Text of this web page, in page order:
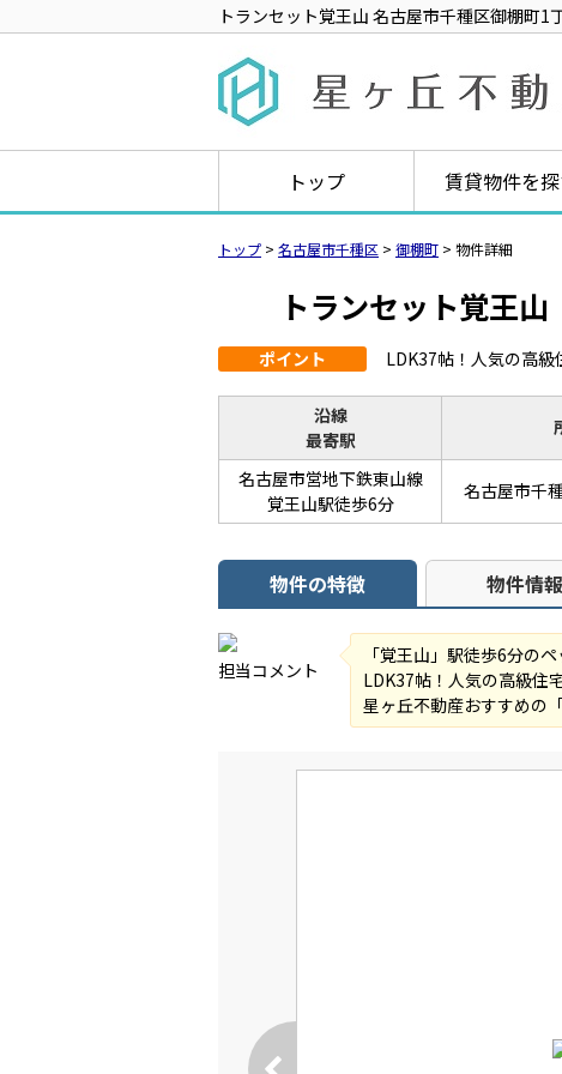
トランセット覚王山 名古屋市千種区御棚町
トップ 賃貸物件を
トップ > 名古屋市千種区 > 御棚町 > 物件詳細
トランセット覚王山
ポイント LDK37帖！人気の高
沿線
最寄駅
名古屋市営地下鉄東山線
覚王山駅徒歩6分
名古屋市千
物件の特徴 物件情報
担当コメント
「覚王山」駅徒歩6分の
LDK37帖！人気の高級住
星ヶ丘不動産おすすめの